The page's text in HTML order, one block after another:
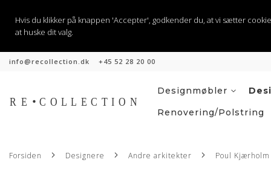
Hvis du klikker på knappen 'Accepter', godkender du, at vi sætter
at huske dit valg.
info@recollection.dk +45 52 28 20 00
Skip
Designmøbler
Renovering/Polstring
Forsiden Designere Andre arkitekter Poul Kjærholm